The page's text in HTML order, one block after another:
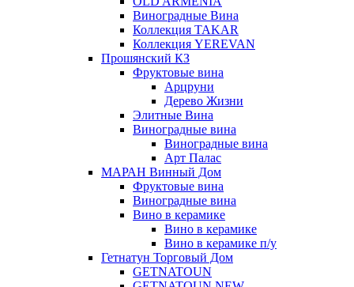
Виноградные Вина
Коллекция TAKAR
Коллекция YEREVAN
Прошянский КЗ
Фруктовые вина
Арцруни
Дерево Жизни
Элитные Вина
Виноградные вина
Виноградные вина
Арт Палас
МАРАН Винный Дом
Фруктовые вина
Виноградные вина
Вино в керамике
Вино в керамике
Вино в керамике п/у
Гетнатун Торговый Дом
GETNATOUN